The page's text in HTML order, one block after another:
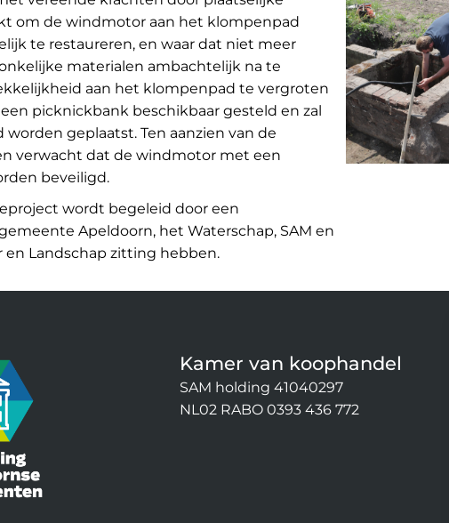
om de windmotor aan het klompenpad
te restaureren, en waar dat niet meer
materialen ambachtelijk na te
aan het klompenpad te vergroten
picknickbank beschikbaar gesteld en zal
geplaatst. Ten aanzien van de
verwacht dat de windmotor met een
beveiligd.
wordt begeleid door een
Apeldoorn, het Waterschap, SAM en
Landschap zitting hebben.
Kamer van koophandel
SAM holding 41040297
NL02 RABO 0393 436 772